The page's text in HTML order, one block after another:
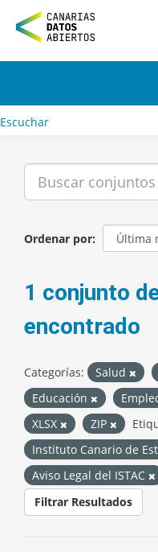
n
tEscuchar
Ordenar por
1 conjunto
encontrado
Categorías: Salud
Educación
XLSX
ZIP
Instituto Canario de
Aviso Legal del ISTAC
Filtrar Resultados